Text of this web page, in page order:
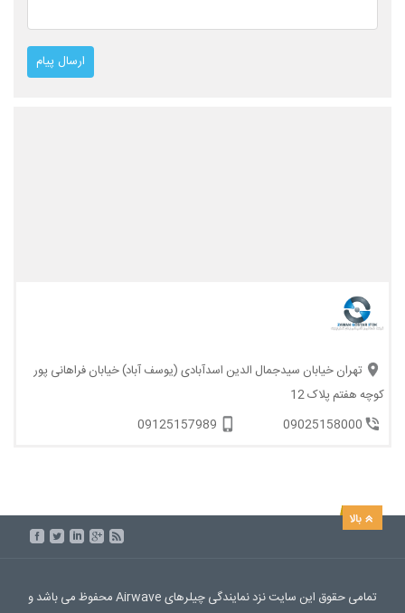
تهران خیابان سیدجمال الدین اسدآبادی (یوسف آباد) خیابان فراهانی پور
کوچه هفتم پلاک 12
09025158000
09125157989
تمامی حقوق این سایت نزد نمایندگی چیلرهای Airwave محفوظ می باشد و